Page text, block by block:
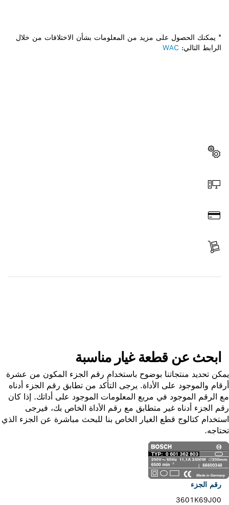
* يمكنك الحصول على مزيد من المعلومات بشأن الاختلافات من خلال
الرابط التالي: WAC
ابحث عن قطعة غيار مناسبة
تحديد منتجاتنا بوضوح باستخدام رقم الجزء المكون من عشرة
والموجود على الأداة. يرجى التأكد من تطابق رقم الجزء أدناه
الرقم الموجود في مربع المعلومات الموجود على أداتك. إذا كان
الجزء أدناه غير متطابق مع رقم الأداة الخاص بك، فيرجى
كتالوج قطع الغيار الخاص بنا للبحث مباشرة عن الجزء الذي
رقم الجزء
3601K69J00